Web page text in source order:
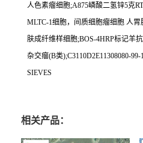
人色素瘤细胞;A875嶙酸二氢锌5克RT
MLTC-1细胞，间质细胞瘤细胞 人胃
肤成纤维样细胞;BOS-4HRP标记羊
杂交瘤(B类);C3110D2E11308080-99-
SIEVES
相关产品：